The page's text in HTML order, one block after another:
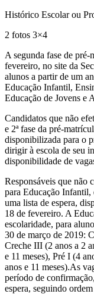
Histórico Escolar ou
2 fotos 3×4
A segunda fase de pré-
fevereiro, no site da
alunos a partir de um
Educação Infantil,
Educação de Jovens e
Candidatos que não
e 2ª fase da pré-
disponibilizada para o
dirigir à escola de seu
disponibilidade de
Responsáveis que não
para Educação Infantil,
uma lista de espera,
18 de fevereiro. A
escolaridade, para
30 de março de 2019:
Creche III (2 anos a 2
e 11 meses), Pré I (4
anos e 11 meses).As
período de
espera, seguindo